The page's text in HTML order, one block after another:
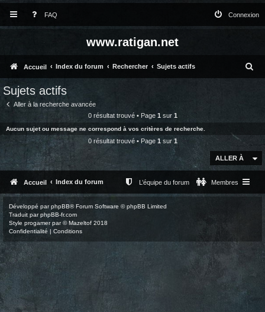
FAQ Connexion
www.ratigan.net
Accueil Index du forum Rechercher Sujets actifs
e
Sujets actifs
Aller à la recherche avancée
0 résultat trouvé • Page 1sur 1
Aucun sujet ou message ne correspond à vos critères de recherche.
0 résultat trouvé • Page 1sur 1
ALLER À
Accueil Index du forum Membres
L’équipe du forum
Développé parphpBB® Forum Software © phpBB Limited
Traduit parphpBB-fr.com
Style progamerpar ©Mazeltof 2018
Confidentialité | Conditions